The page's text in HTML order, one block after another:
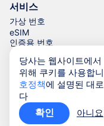
서비스
가상 번호
eSIM
인증용 번호
전화번호 생성기
© Numgo LLP, 2026
United Kingdom, SE19 3BD)
당사는 웹사이트에
위해 쿠키를 사용합
호정책에 설명된 대
다
확인 아니